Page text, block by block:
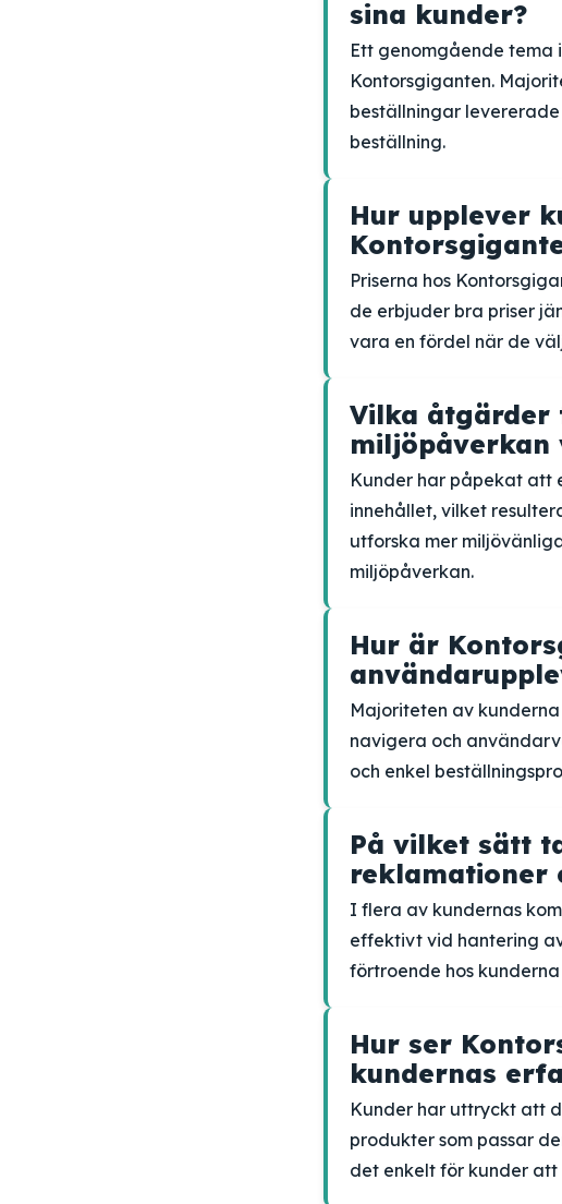
sina kunder?
Ett genomgående tema
Kontorsgiganten.
beställningar
beställning.
Hur upplever
Priserna hos
de erbjuder bra priser
vara en fördel när de
Vilka
miljöpåverkan
Kunder har påpekat att
innehållet, vilket
utforska mer
miljöpåverkan.
Hur är
Majoriteten av
navigera och
och enkel
På vilket sätt
reklamationer
I flera av kundernas
effektivt vid hantering
förtroende hos
Hur ser
kundernas
Kunder har uttryckt att
produkter som passar
det enkelt för kunder att